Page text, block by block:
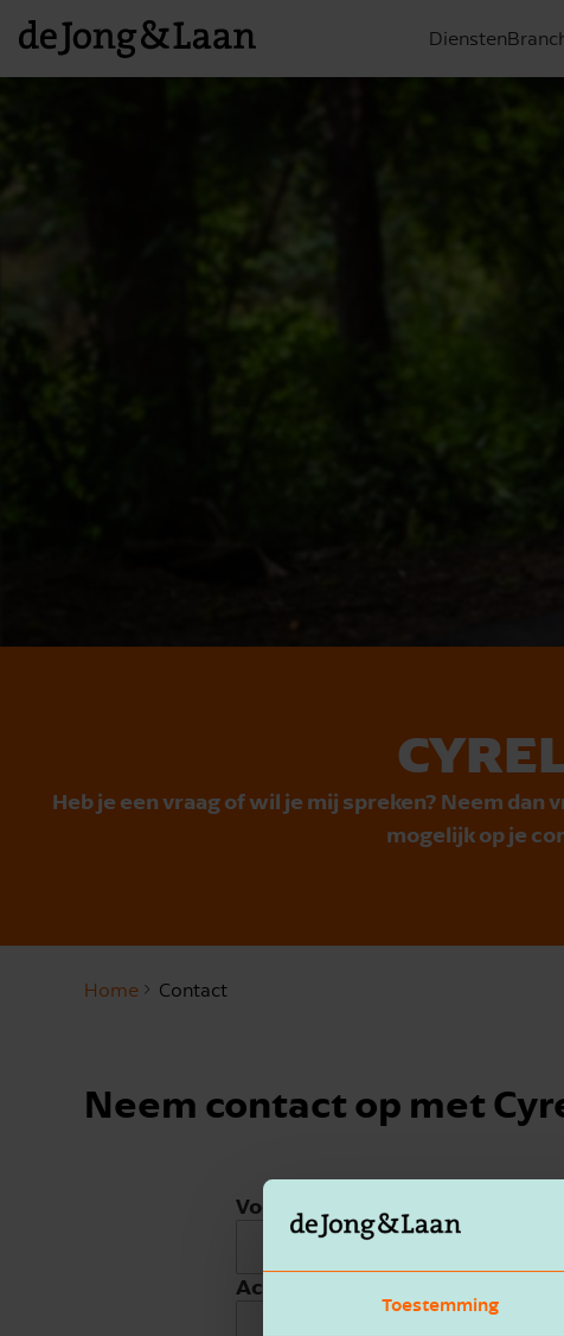
Toestemming
Diensten
Heb je een vraag of wil je mij spreken? Neem
mogelijk op je
Home Contact
Neem contact op met
Voornaam
Achternaam